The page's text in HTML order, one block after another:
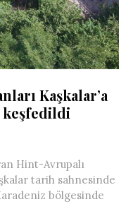
Kaşkalar’a
Hint-Avrupalı
tarih sahnesinde
bölgesinde